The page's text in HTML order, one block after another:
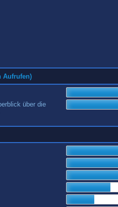
Aufrufen)
über die